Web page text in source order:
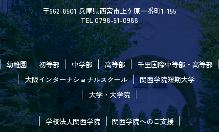
〒662-8501 兵庫県西宮市上ケ原一番町1-155
TEL.0798-51-0988
幼稚園 初等部 中学部 高等部
千里国際中等部・高等部
大阪インターナショナルスクール
関西学院短期大学
大学・大学院
学校法人関西学院
関西学院へのご支援